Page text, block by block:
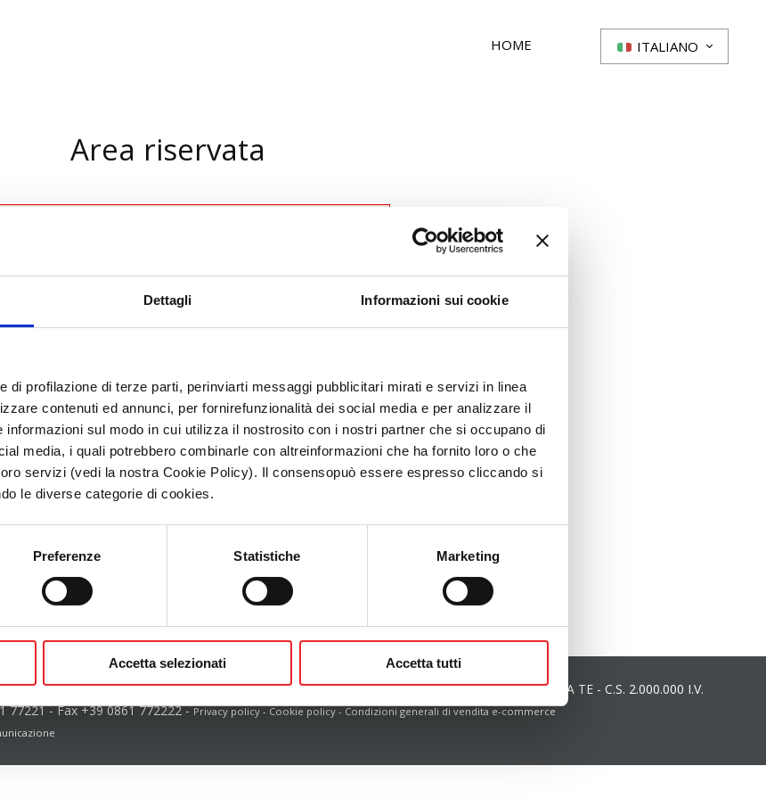
Dettagli Informazioni sui cookie
di profilazione di terze parti, perinviarti messaggi pubblicitari mirati e servizi in linea
contenuti ed annunci, per fornirefunzionalità dei social media e per analizzare il
informazioni sul modo in cui utilizza il nostrosito con i nostri partner che si occupano di
media, i quali potrebbero combinarle con altreinformazioni che ha fornito loro o che
servizi (vedi la nostra Cookie Policy). Il consensopuò essere espresso cliccando si
le diverse categorie di cookies.
Preferenze Statistiche Marketing
Accetta selezionati Accetta tutti
HOME ITALIANO
Area riservata
E-mail o Username:
Password:
Mantieni aperto l'accesso
Non riesci ad entrare?
CLICCA QUI
spa Zona industriale Salino-64018 Tortoreto (Te) Italy - P.Iva 00732060678 - REA 92848 - CCIAA TE - C.S. 2.000.000 I.V.
77221- Fax +39 0861 772222 -Privacy policy-Cookie policy-Condizioni generali di vendita e-commerce